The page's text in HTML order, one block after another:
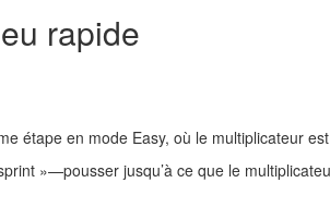
rapide
étape en mode Easy, où le multiplicateur
»—pousser jusqu’à ce que le